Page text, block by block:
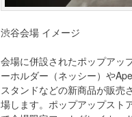
渋谷会場 イメージ
会場に併設されたポップアッ
ーホルダー（ネッシー）や
スタンドなどの新商品が販売
場します。ポップアップスト